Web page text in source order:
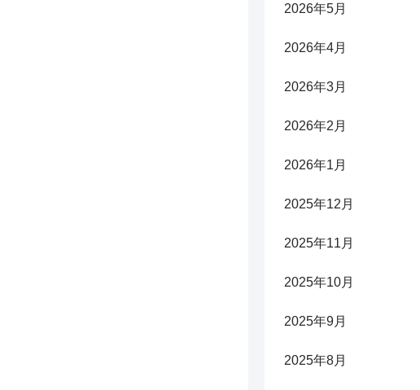
2026年5月
2026年4月
2026年3月
2026年2月
2026年1月
2025年12月
2025年11月
2025年10月
2025年9月
2025年8月